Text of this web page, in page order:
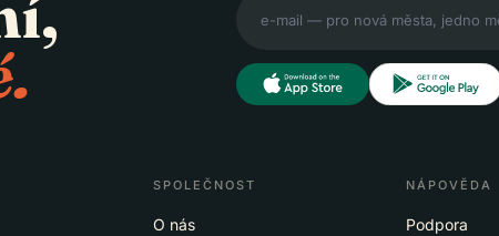
SPOLEČNOST
O nás
NÁPOVĚDA
Podpora